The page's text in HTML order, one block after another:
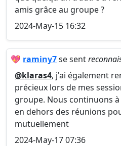
amis grâce au groupe ?
2024-May-15 16:32
💖 raminy7se sent
@klaras4, j'ai également
précieux lors de mes
groupe. Nous continuons
en dehors des réunions
mutuellement
2024-May-17 07:36